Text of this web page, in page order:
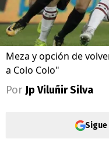
Meza y opción de
a Colo Colo"
Por Jp Viluñir Silva
Sigue